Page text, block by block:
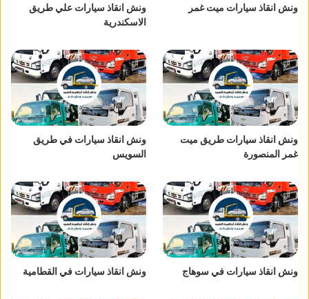
ونش انقاذ سيارات ميت غمر
ونش انقاذ سيارات علي طريق
الاسكندرية
ونش انقاذ سيارات طريق ميت
غمر المنصورة
ونش انقاذ سيارات في طريق
السويس
ونش انقاذ سيارات في سوهاج ونش انقاذ سيارات في القطامية